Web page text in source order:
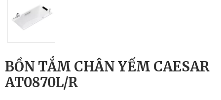
BỒN TẮM CHÂN YẾM CAESAR
AT0870L/R